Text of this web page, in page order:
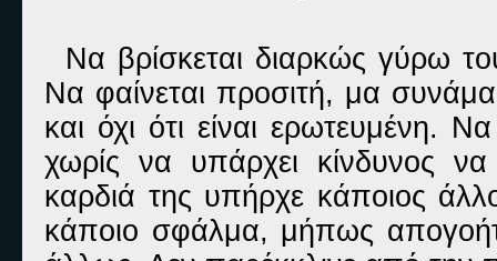
Να βρίσκεται διαρκώς γύρω
Να φαίνεται προσιτή, μα συνάμα
και όχι ότι είναι ερωτευμένη.
χωρίς να υπάρχει κίνδυνος
καρδιά της υπήρχε κάποιος
κάποιο σφάλμα, μήπως